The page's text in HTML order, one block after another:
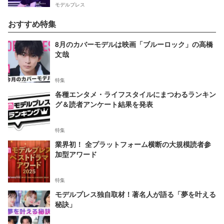
モデルプレス
おすすめ特集
8月のカバーモデルは映画「ブルーロック」の高橋
文哉
特集
各種エンタメ・ライフスタイルにまつわるランキン
グ＆読者アンケート結果を発表
特集
業界初！ 全プラットフォーム横断の大規模読者参
加型アワード
特集
モデルプレス独自取材！著名人が語る「夢を叶える
秘訣」